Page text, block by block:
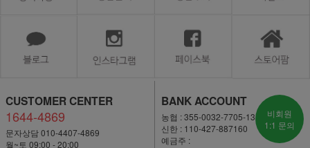
CUSTOMER CENTER
1644-4869
문자상담 010-4407-4869
월~토 09:00 - 20:00
BANK ACCOUNT
농협 : 355-0032-7705-13
신한 : 110-427-887160
예금주 :
비회원
1:1 문의